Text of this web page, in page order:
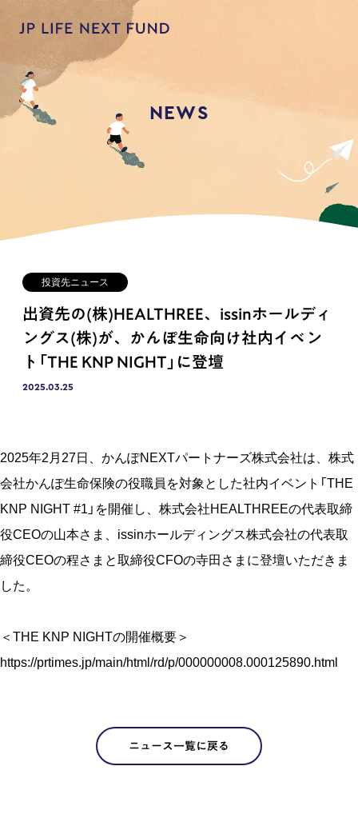
NEWS
投資先ニュース
出資先の(株)HEALTHREE、issinホールディ
ングス(株)が、かんぽ生命向け社内イベン
ト「THE KNP NIGHT」に登壇
2025.03.25
2025年2月27日、かんぽNEXTパートナーズ株式会社は、株式
会社かんぽ生命保険の役職員を対象とした社内イベント「THE
KNP NIGHT #1」を開催し、株式会社HEALTHREEの代表取締
役CEOの山本さま、issinホールディングス株式会社の代表取
締役CEOの程さまと取締役CFOの寺田さまに登壇いただきま
した。
＜THE KNP NIGHTの開催概要＞
https://prtimes.jp/main/html/rd/p/000000008.000125890.html
ニュース一覧に戻る